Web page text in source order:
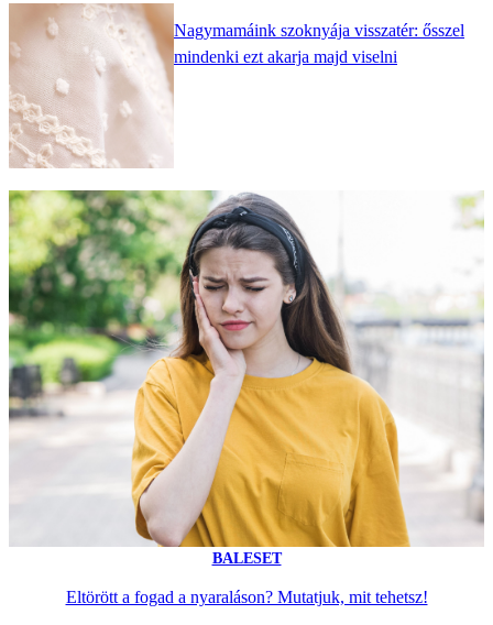
Nagymamáink szoknyája visszatér: ősszel
mindenki ezt akarja majd viselni
BALESET
Eltörött a fogad a nyaraláson? Mutatjuk, mit tehetsz!